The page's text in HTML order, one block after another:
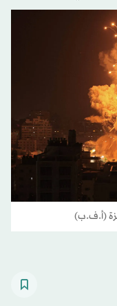
(أ.ف.ب)